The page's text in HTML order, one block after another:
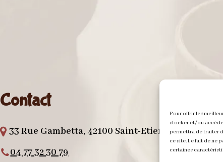
Pour offrir les
stocker et/ou
permettra de traiter
ce site. Le fait de ne
certaines
Contact
33 Rue Gambetta, 42100 Saint-Etienne
04 77 32 30 79